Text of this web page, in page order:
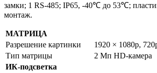
замки; 1 RS-485; IP65, -40℃ до 53℃;
монтаж.
МАТРИЦА
Разрешение картинки
1920 × 1080p,
Тип матрицы
2 Мп HD-камера
ИК-подсветка